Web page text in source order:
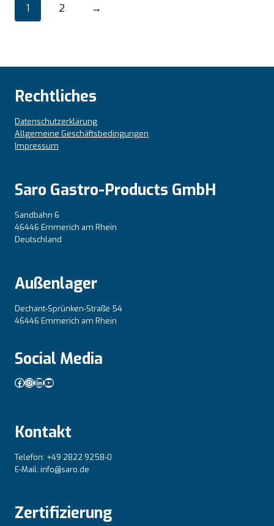
1 2 →
Rechtliches
Datenschutzerklärung
Allgemeine Geschäftsbedingungen
Impressum
Saro Gastro-Products GmbH
Sandbahn 6
46446 Emmerich am Rhein
Deutschland
Außenlager
Dechant-Sprünken-Straße 54
46446 Emmerich am Rhein
Social Media
Facebook
Instagram
LinkedIn
YouTube
Kontakt
Telefon: +49 2822 9258-0
E-Mail: info@saro.de
Zertifizierung